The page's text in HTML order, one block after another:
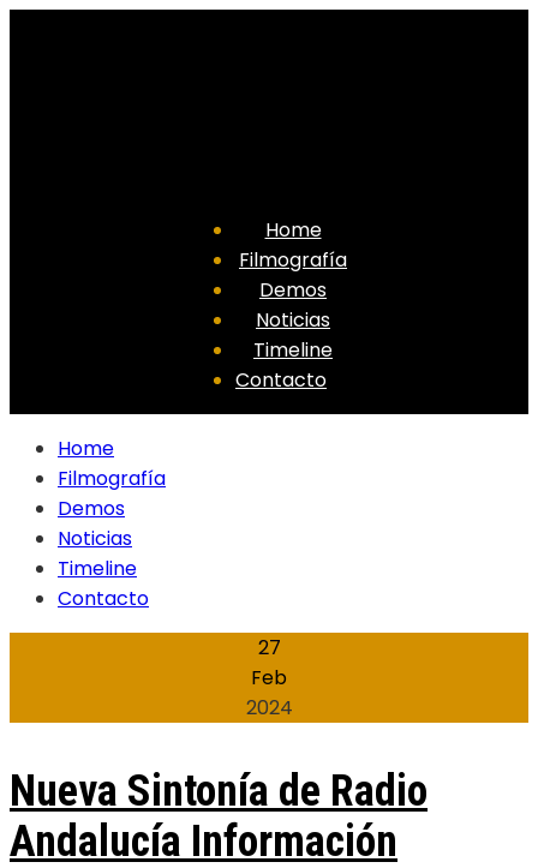
Home
Filmografía
Demos
Noticias
Timeline
Contacto
Home
Filmografía
Demos
Noticias
Timeline
Contacto
27
Feb
2024
Nueva Sintonía de Radio
Andalucía Información